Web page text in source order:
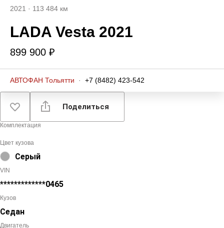
2021 · 113 484 км
LADA Vesta 2021
899 900 ₽
АВТОФАН Тольятти · +7 (8482) 423-542
Поделиться
Комплектация
Цвет кузова
Серый
VIN
*************0465
Кузов
Седан
Двигатель